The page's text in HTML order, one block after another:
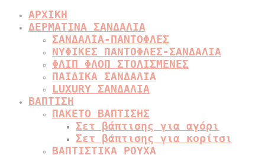
ΑΡΧΙΚΗ
ΔΕΡΜΑΤΙΝΑ ΣΑΝΔΑΛΙΑ
ΣΑΝΔΑΛΙΑ-ΠΑΝΤΟΦΛΕΣ
ΝΥΦΙΚΕΣ ΠΑΝΤΟΦΛΕΣ-ΣΑΝΔΑΛΙΑ
ΦΛΙΠ ΦΛΟΠ ΣΤΟΛΙΣΜΕΝΕΣ
ΠΑΙΔΙΚΑ ΣΑΝΔΑΛΙΑ
LUXURY ΣΑΝΔΑΛΙΑ
ΒΑΠΤΙΣΗ
ΠΑΚΕΤΟ ΒΑΠΤΙΣΗΣ
Σετ βάπτισης για αγόρι
Σετ βάπτισης για κορίτσι
ΒΑΠΤΙΣΤΙΚΑ ΡΟΥΧΑ